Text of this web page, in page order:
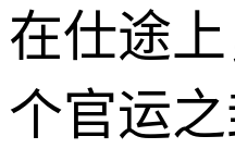
在仕途
个官运